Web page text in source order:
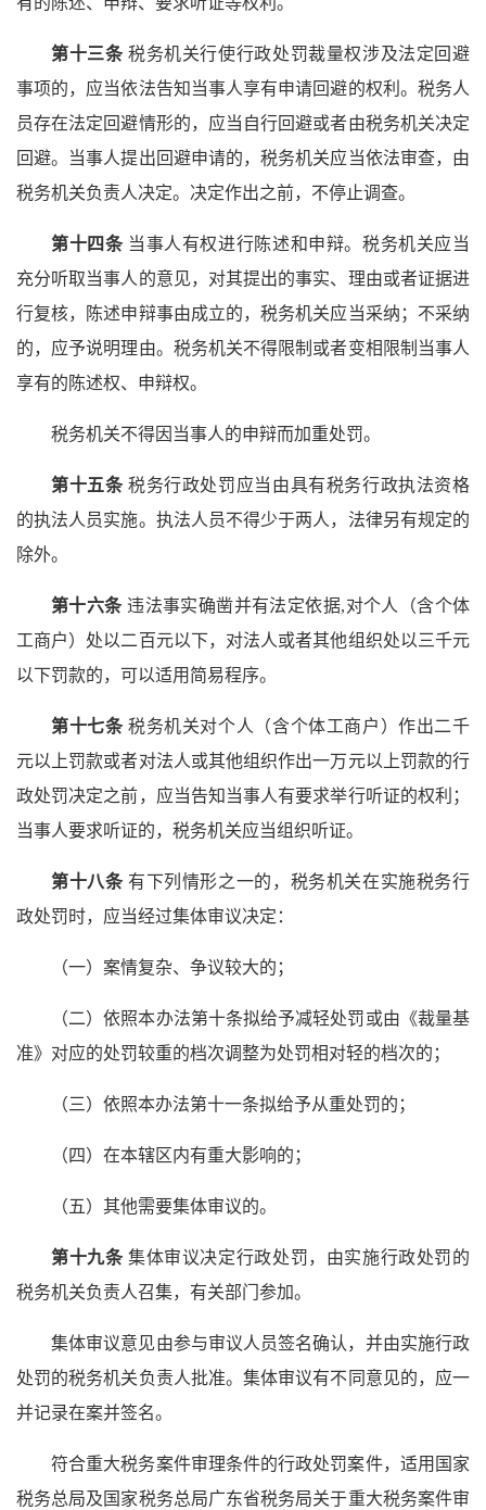
第十三条 税务机关行使行政处罚裁量权涉及法定回避
事项的，应当依法告知当事人享有申请回避的权利。税务人
员存在法定回避情形的，应当自行回避或者由税务机关决定
回避。当事人提出回避申请的，税务机关应当依法审查，由
税务机关负责人决定。决定作出之前，不停止调查。
第十四条 当事人有权进行陈述和申辩。税务机关应当
充分听取当事人的意见，对其提出的事实、理由或者证据进
行复核，陈述申辩事由成立的，税务机关应当采纳；不采纳
的，应予说明理由。税务机关不得限制或者变相限制当事人
享有的陈述权、申辩权。
税务机关不得因当事人的申辩而加重处罚。
第十五条 税务行政处罚应当由具有税务行政执法资格
的执法人员实施。执法人员不得少于两人，法律另有规定的
除外。
第十六条 违法事实确凿并有法定依据,对个人（含个体
工商户）处以二百元以下，对法人或者其他组织处以三千元
以下罚款的，可以适用简易程序。
第十七条 税务机关对个人（含个体工商户）作出二千
元以上罚款或者对法人或其他组织作出一万元以上罚款的行
政处罚决定之前，应当告知当事人有要求举行听证的权利；
当事人要求听证的，税务机关应当组织听证。
第十八条 有下列情形之一的，税务机关在实施税务行
政处罚时，应当经过集体审议决定：
（一）案情复杂、争议较大的；
（二）依照本办法第十条拟给予减轻处罚或由《裁量基
准》对应的处罚较重的档次调整为处罚相对轻的档次的；
（三）依照本办法第十一条拟给予从重处罚的；
（四）在本辖区内有重大影响的；
（五）其他需要集体审议的。
第十九条 集体审议决定行政处罚，由实施行政处罚的
税务机关负责人召集，有关部门参加。
集体审议意见由参与审议人员签名确认，并由实施行政
处罚的税务机关负责人批准。集体审议有不同意见的，应一
并记录在案并签名。
符合重大税务案件审理条件的行政处罚案件，适用国家
税务总局及国家税务总局广东省税务局关于重大税务案件审